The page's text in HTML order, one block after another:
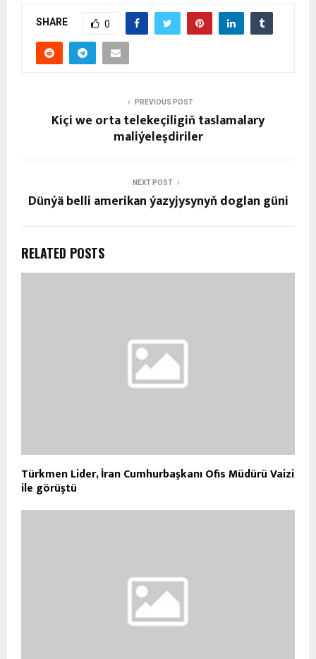
SHARE 0
PREVIOUS POST
Kiçi we orta telekeçiligiň taslamalary
maliýeleşdiriler
NEXT POST
Dünýä belli amerikan ýazyjysynyň doglan güni
RELATED POSTS
Türkmen Lider, İran Cumhurbaşkanı Ofis Müdürü Vaizi
ile görüştü